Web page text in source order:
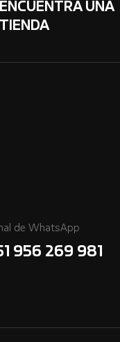
ENCUENTRA UNA
TIENDA
de WhatsApp
956 269 981